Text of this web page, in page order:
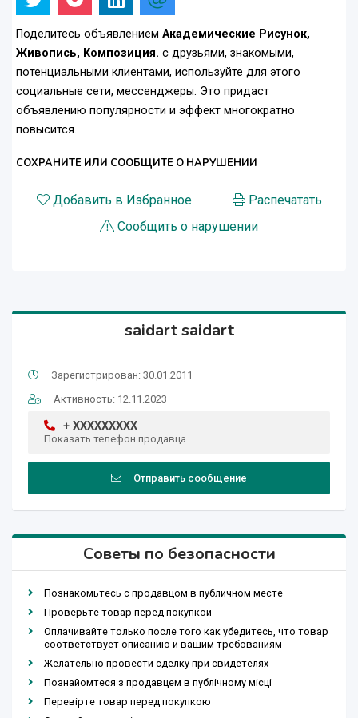
Поделитесь объявлением Академические Рисунок,
Живопись, Композиция. с друзьями, знакомыми,
потенциальными клиентами, используйте для этого
социальные сети, мессенджеры. Это придаст
объявлению популярности и эффект многократно
повысится.
СОХРАНИТЕ ИЛИ СООБЩИТЕ О НАРУШЕНИИ
Добавить в Избранное
Распечатать
Сообщить о нарушении
saidart saidart
Зарегистрирован: 30.01.2011
Активность: 12.11.2023
+ XXXXXXXXX
Показать телефон продавца
Отправить сообщение
Советы по безопасности
Познакомьтесь с продавцом в публичном месте
Проверьте товар перед покупкой
Оплачивайте только после того как убедитесь, что товар
соответствует описанию и вашим требованиям
Желательно провести сделку при свидетелях
Познайомтеся з продавцем в публічному місці
Перевірте товар перед покупкою